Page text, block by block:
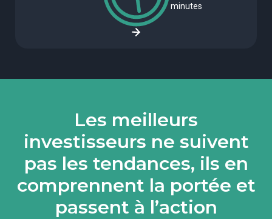
minutes
Les meilleurs
investisseurs ne suivent
pas les tendances, ils en
comprennent la portée et
passent à l’action